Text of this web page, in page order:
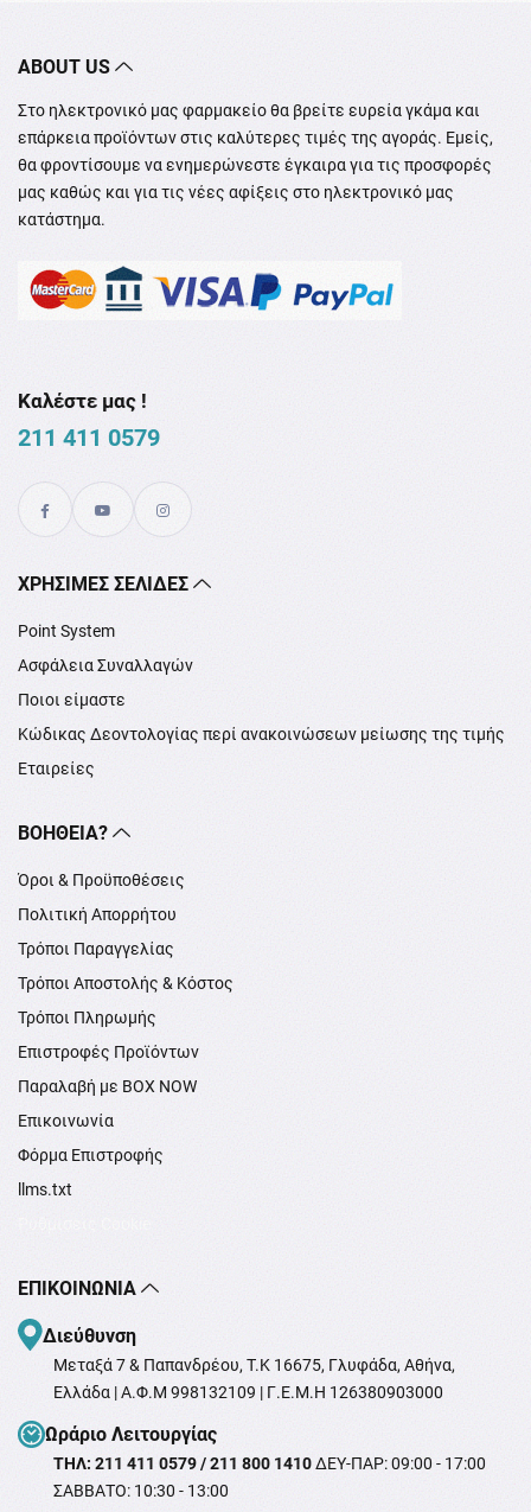
ABOUT US
Στο ηλεκτρονικό μας φαρμακείο θα βρείτε ευρεία γκάμα και
επάρκεια προϊόντων στις καλύτερες τιμές της αγοράς. Εμείς,
θα φροντίσουμε να ενημερώνεστε έγκαιρα για τις προσφορές
μας καθώς και για τις νέες αφίξεις στο ηλεκτρονικό μας
κατάστημα.
Καλέστε μας !
211 411 0579
XΡΉΣΙΜΕΣ ΣΕΛΊΔΕΣ
Point System
Ασφάλεια Συναλλαγών
Ποιοι είμαστε
Κώδικας Δεοντολογίας περί ανακοινώσεων μείωσης της τιμής
Εταιρείες
ΒΟΉΘΕΙΑ?
Όροι & Προϋποθέσεις
Πολιτική Απορρήτου
Τρόποι Παραγγελίας
Τρόποι Αποστολής & Κόστος
Τρόποι Πληρωμής
Επιστροφές Προϊόντων
Παραλαβή με BOX NOW
Επικοινωνία
Φόρμα Επιστροφής
llms.txt
ΕΠΙΚΟΙΝΩΝΊΑ
Διεύθυνση
Μεταξά 7 & Παπανδρέου, T.K 16675, Γλυφάδα, Αθήνα,
Ελλάδα | Α.Φ.Μ 998132109 | Γ.Ε.Μ.Η 126380903000
Ωράριο Λειτουργίας
ΤΗΛ: 211 411 0579 / 211 800 1410ΔΕΥ-ΠΑΡ: 09:00 - 17:00
ΣΑΒΒΑΤΟ: 10:30 - 13:00